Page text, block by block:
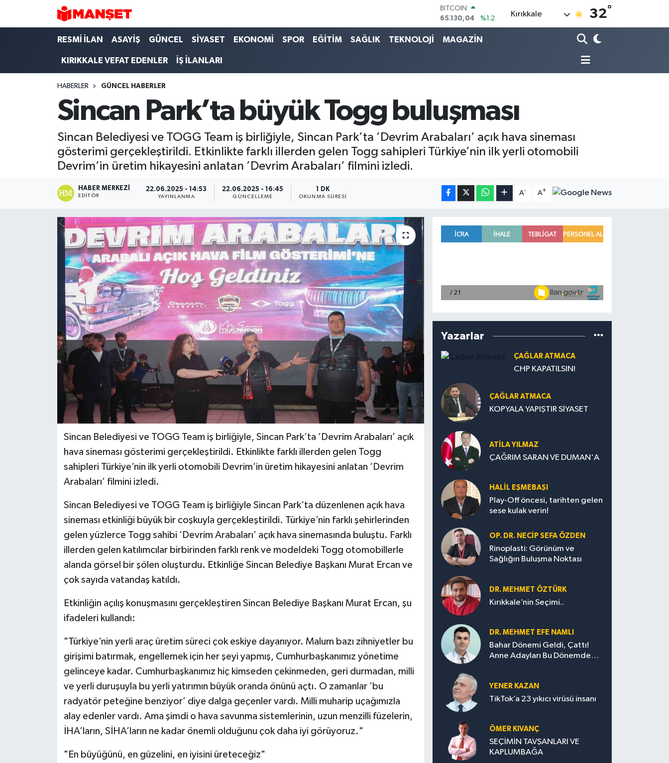
DOLAR
47,7106
%0.17
EURO
55,1652
%0.27
Kırıkkale 32°
RESMİ İLAN ASAYİŞ GÜNCEL SİYASET EKONOMİ SPOR EĞİTİM SAĞLIK TEKNOLOJİ MAGAZİN
KIRIKKALE VEFAT EDENLER İŞ İLANLARI
HABERLER GÜNCEL HABERLER
Sincan Park’ta büyük Togg buluşması
Sincan Belediyesi ve TOGG Team iş birliğiyle, Sincan Park’ta ’Devrim Arabaları’ açık hava sineması
gösterimi gerçekleştirildi. Etkinlikte farklı illerden gelen Togg sahipleri Türkiye’nin ilk yerli otomobili
Devrim’in üretim hikayesini anlatan ’Devrim Arabaları’ filmini izledi.
HABER MERKEZI
EDITÖR
22.06.2025 - 14:53
YAYINLANMA
22.06.2025 - 16:45
GÜNCELLEME
1 DK
OKUNMA SÜRESI
A- A+
Sincan Belediyesi ve TOGG Team iş birliğiyle, Sincan Park’ta ’Devrim Arabaları’ açık
hava sineması gösterimi gerçekleştirildi. Etkinlikte farklı illerden gelen Togg
sahipleri Türkiye’nin ilk yerli otomobili Devrim’in üretim hikayesini anlatan ’Devrim
Arabaları’ filmini izledi.
Sincan Belediyesi ve TOGG Team iş birliğiyle Sincan Park’ta düzenlenen açık hava
sineması etkinliği büyük bir coşkuyla gerçekleştirildi. Türkiye’nin farklı şehirlerinden
gelen yüzlerce Togg sahibi ’Devrim Arabaları’ açık hava sinemasında buluştu. Farklı
illerden gelen katılımcılar birbirinden farklı renk ve modeldeki Togg otomobillerle
alanda görsel bir şölen oluşturdu. Etkinliğe Sincan Belediye Başkanı Murat Ercan ve
çok sayıda vatandaş katıldı.
Etkinliğin açılış konuşmasını gerçekleştiren Sincan Belediye Başkanı Murat Ercan, şu
ifadeleri kullandı:
"Türkiye’nin yerli araç üretim süreci çok eskiye dayanıyor. Malum bazı zihniyetler bu
girişimi batırmak, engellemek için her şeyi yapmış, Cumhurbaşkanımız yönetime
gelinceye kadar. Cumhurbaşkanımız hiç kimseden çekinmeden, geri durmadan, milli
ve yerli duruşuyla bu yerli yatırımın büyük oranda önünü açtı. O zamanlar ’bu
radyatör peteğine benziyor’ diye dalga geçenler vardı. Milli muharip uçağımızla
alay edenler vardı. Ama şimdi o hava savunma sistemlerinin, uzun menzilli füzelerin,
İHA’ların, SİHA’ların ne kadar önemli olduğunu çok daha iyi görüyoruz."
"En büyüğünü, en güzelini, en iyisini üreteceğiz"
Yazarlar
ÇAĞLAR ATMACA
CHP KAPATILSIN!
ÇAĞLAR ATMACA
KOPYALA YAPIŞTIR SİYASET
ATILA YILMAZ
ÇAĞRIM SARAN VE DUMAN'A
HALIL EŞMEBAŞI
Play-Off öncesi, tarihten gelen
sese kulak verin!
OP. DR. NECIP SEFA ÖZDEN
Rinoplasti: Görünüm ve
Sağlığın Buluşma Noktası
DR. MEHMET ÖZTÜRK
Kırıkkale’nin Seçimi..
DR. MEHMET EFE NAMLI
Bahar Dönemi Geldi, Çattı!
Anne Adayları Bu Dönemde
YENER KAZAN
TikTok’a 23 yıkıcı virüsü insanı
ÖMER KIVANÇ
SEÇİMİN TAVŞANLARI VE
KAPLUMBAĞA
Hava Durumu
Trafik Durumu
Süper Lig Puan Durumu ve Fikstür
Tüm Manşetler
Son Dakika Haberleri
Haber Arşivi